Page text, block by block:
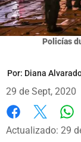
Policías
Por: Diana
29 de Sept, 2020
Facebook
X
Actualizado: 29